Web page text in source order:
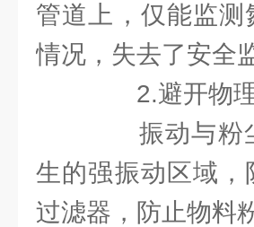
管道上，仅能监
情况，失去了安全
2.避开物理
振动与粉尘
生的强振动区域
过滤器，防止物料